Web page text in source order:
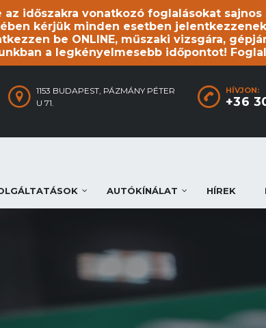
az időszakra vonatkozó foglalásokat
kérjük minden esetben
be ONLINE, műszaki vizsgára,
a legkényelmesebb időpontot!
HÍVJON:
+36
1153 BUDAPEST, PÁZMÁNY PÉTER
U 71.
AUTÓKÍNÁLAT HÍREK